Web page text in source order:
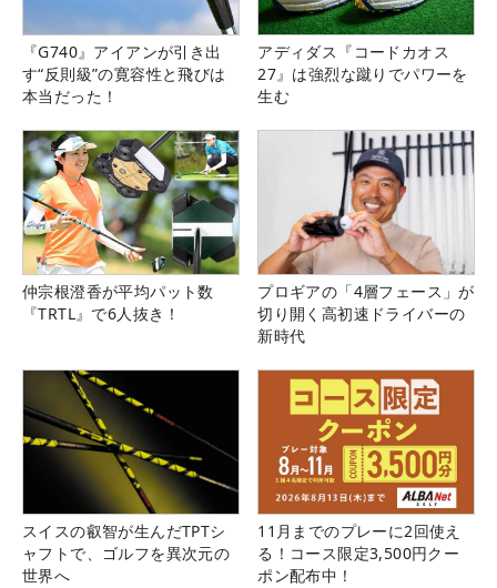
『G740』アイアンが引き出
す“反則級”の寛容性と飛びは
本当だった！
アディダス『コードカオス
27』は強烈な蹴りでパワーを
生む
仲宗根澄香が平均パット数
『TRTL』で6人抜き！
プロギアの「4層フェース」が
切り開く高初速ドライバーの
新時代
スイスの叡智が生んだTPTシ
ャフトで、ゴルフを異次元の
世界へ
11月までのプレーに2回使え
る！コース限定3,500円クー
ポン配布中！